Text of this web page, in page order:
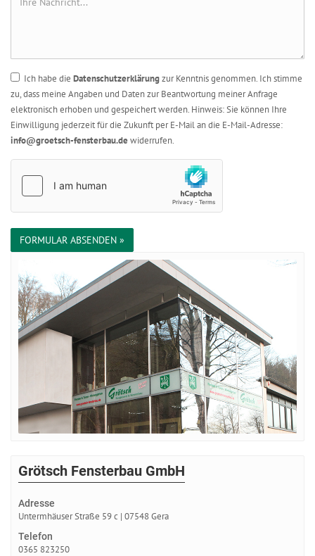
Ich habe die Datenschutzerklärungzur Kenntnis genommen. Ich stimme
zu, dass meine Angaben und Daten zur Beantwortung meiner Anfrage
elektronisch erhoben und gespeichert werden. Hinweis: Sie können Ihre
Einwilligung jederzeit für die Zukunft per E-Mail an die E-Mail-Adresse:
info@groetsch-fensterbau.de widerrufen.
Grötsch Fensterbau GmbH
Adresse
Untermhäuser Straße 59 c | 07548 Gera
Telefon
0365 823250